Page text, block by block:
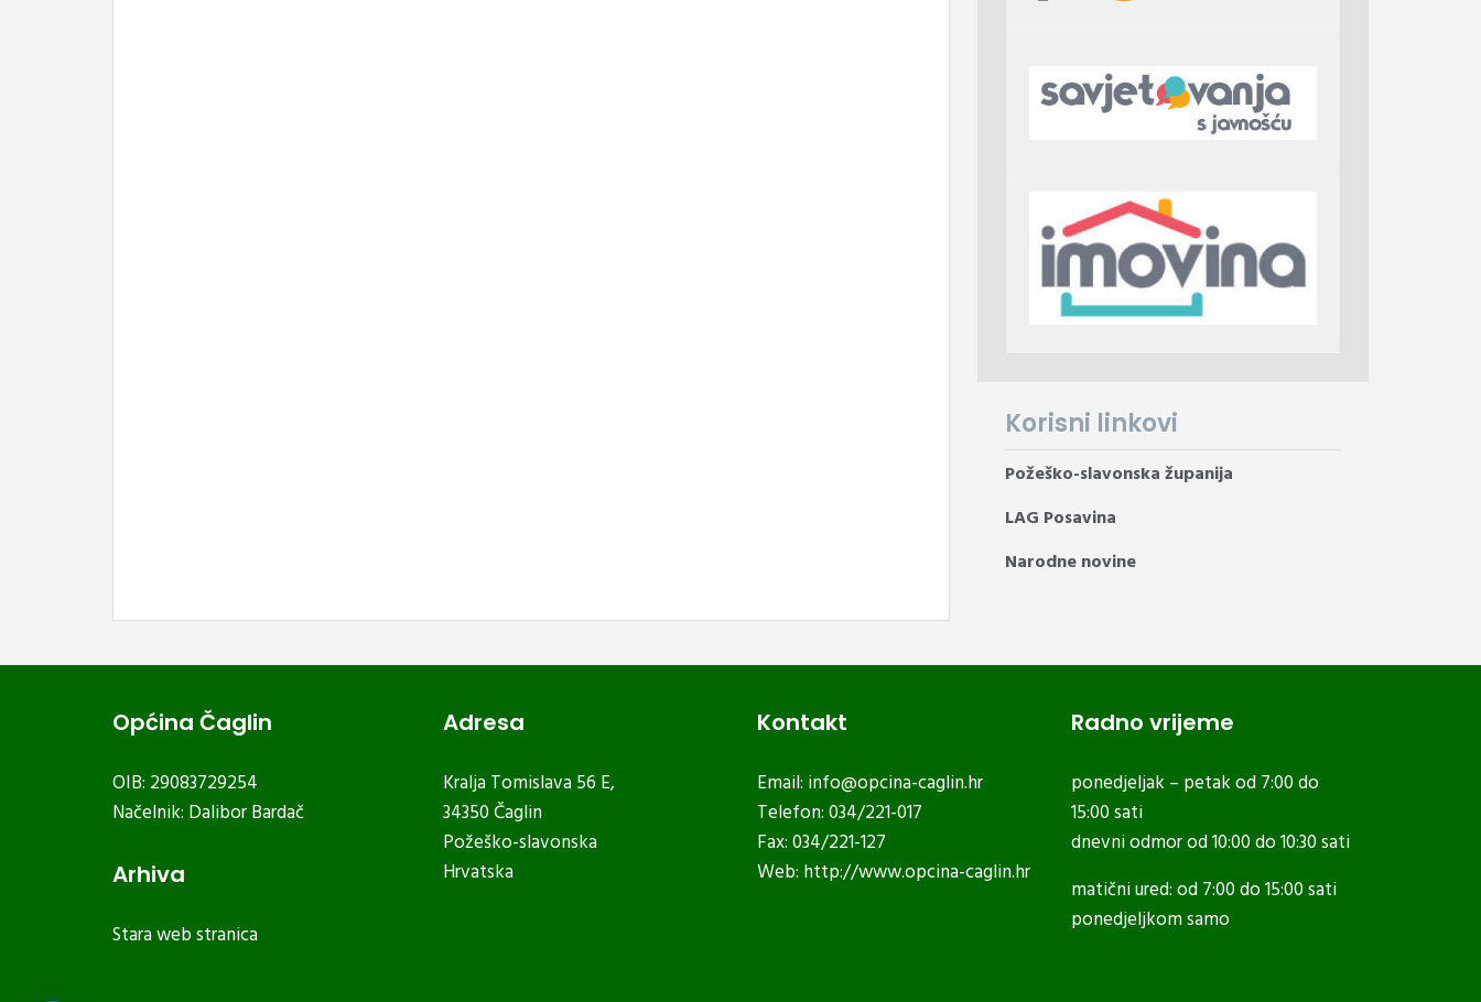
Korisni linkovi
Požeško-slavonska županija
LAG Posavina
Narodne novine
Općina Čaglin
OIB: 29083729254
Načelnik: Dalibor Bardač
Arhiva
Stara web stranica
Adresa
Kralja Tomislava 56 E,
34350 Čaglin
Požeško-slavonska
Hrvatska
Kontakt
Email: info@opcina-caglin.hr
Telefon: 034/221-017
Fax: 034/221-127
Web: http://www.opcina-caglin.hr
Radno vrijeme
ponedjeljak – petak od 7:00 do
15:00 sati
dnevni odmor od 10:00 do 10:30 sati
matični ured: od 7:00 do 15:00 sati
ponedjeljkom samo